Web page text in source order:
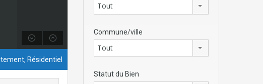
Résidentiel
Tout
Commune/ville
Tout
Statut du Bien